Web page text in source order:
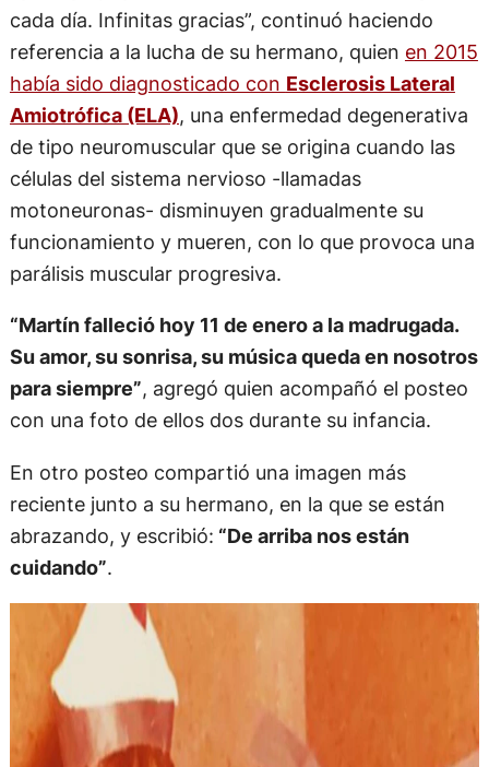
cada día. Infinitas gracias”, continuó haciendo
referencia a la lucha de su hermano, quien en 2015
había sido diagnosticado con Esclerosis Lateral
Amiotrófica (ELA), una enfermedad degenerativa
de tipo neuromuscular que se origina cuando las
células del sistema nervioso -llamadas
motoneuronas- disminuyen gradualmente su
funcionamiento y mueren, con lo que provoca una
parálisis muscular progresiva.
“Martín falleció hoy 11 de enero a la madrugada.
Su amor, su sonrisa, su música queda en nosotros
para siempre”, agregó quien acompañó el posteo
con una foto de ellos dos durante su infancia.
En otro posteo compartió una imagen más
reciente junto a su hermano, en la que se están
abrazando, y escribió: “De arriba nos están
cuidando”.